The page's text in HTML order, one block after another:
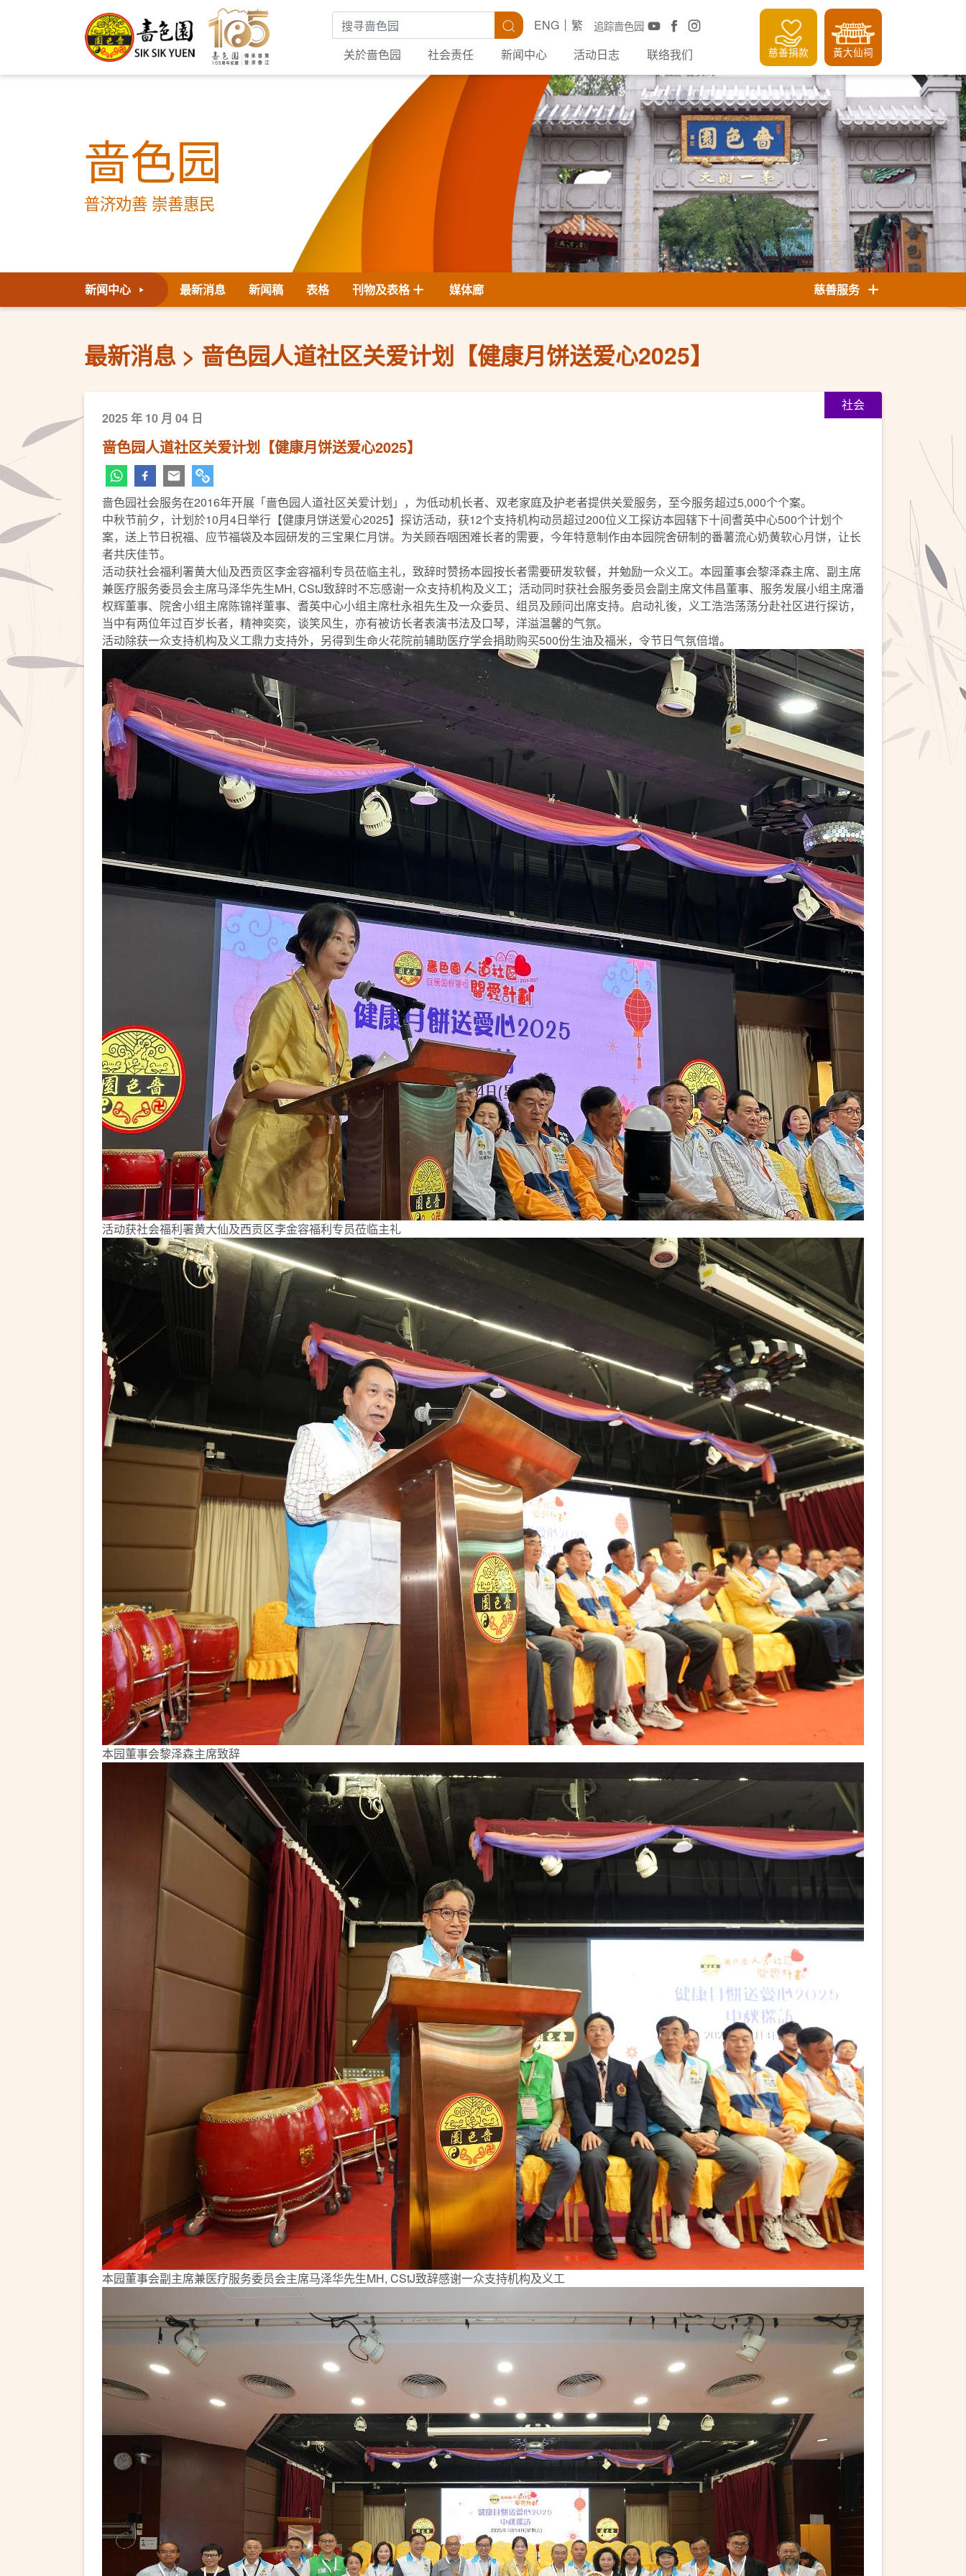
搜寻关键字 搜寻 追踪啬色园
ENG
繁
关於啬色园
社会责任 新闻中心 活动日志 联络我们 慈善捐款 黃大仙祠
啬色园
普济劝善 崇善惠民
新闻中心 最新消息 新闻稿 表格 刊物及表格 媒体廊 慈善服务
最新消息 啬色园人道社区关爱计划【健康月饼送爱心2025】
社会
2025 年 10 月 04 日
啬色园人道社区关爱计划【健康月饼送爱心2025】
啬色园社会服务在2016年开展「啬色园人道社区关爱计划」，为低动机长者、双老家庭及护老者提供关爱服务，至今服务超过5,000个个案。
中秋节前夕，计划於10月4日举行【健康月饼送爱心2025】探访活动，获12个支持机构动员超过200位义工探访本园辖下十间耆英中心500个计划个
案，送上节日祝福、应节福袋及本园研发的三宝果仁月饼。为关顾吞咽困难长者的需要，今年特意制作由本园院舍研制的番薯流心奶黄软心月饼，让长
者共庆佳节。
活动获社会福利署黄大仙及西贡区李金容福利专员莅临主礼，致辞时赞扬本园按长者需要研发软餐，并勉励一众义工。本园董事会黎泽森主席、副主席
兼医疗服务委员会主席马泽华先生MH, CStJ致辞时不忘感谢一众支持机构及义工；活动同时获社会服务委员会副主席文伟昌董事、服务发展小组主席潘
权辉董事、院舍小组主席陈锦祥董事、耆英中心小组主席杜永祖先生及一众委员、组员及顾问出席支持。启动礼後，义工浩浩荡荡分赴社区进行探访，
当中有两位年过百岁长者，精神奕奕，谈笑风生，亦有被访长者表演书法及口琴，洋溢温馨的气氛。
活动除获一众支持机构及义工鼎力支持外，另得到生命火花院前辅助医疗学会捐助购买500份生油及福米，令节日气氛倍增。
活动获社会福利署黄大仙及西贡区李金容福利专员莅临主礼
本园董事会黎泽森主席致辞
本园董事会副主席兼医疗服务委员会主席马泽华先生MH, CStJ致辞感谢一众支持机构及义工